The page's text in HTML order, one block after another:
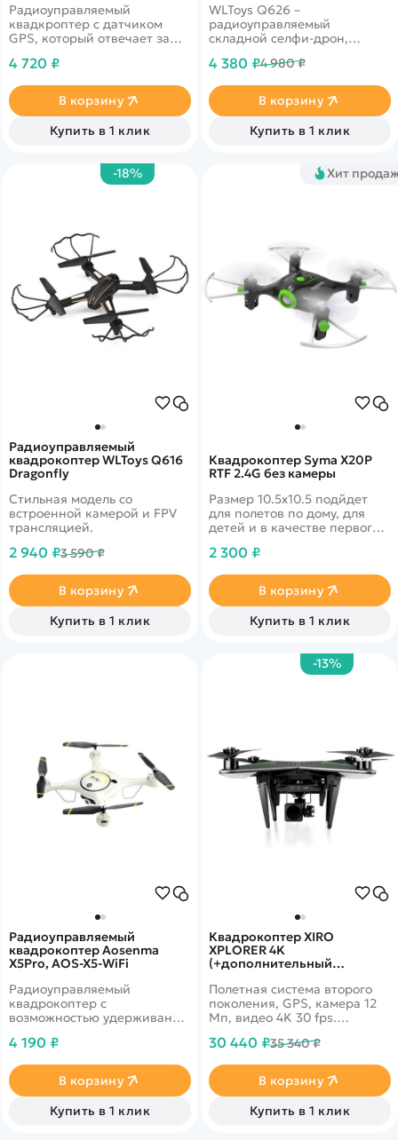
Радиоуправляемый
квадкроптер с датчиком
GPS, который отвечает за
место взлёта. Обладает
Прямая трансляция на
телефон и запись на карту
памяти.
4 720 ₽
В корзину
Купить в 1 клик
WLToys Q626 –
радиоуправляемый
складной селфи-дрон,
720p HD-камерой.
4 380 ₽4 980 ₽
В корзину
Купить в 1 клик
-18%
Радиоуправляемый
квадрокоптер WLToys Q616
Dragonfly
Стильная модель со
встроенной камерой и FPV
трансляцией.
2 940 ₽3 590 ₽
В корзину
Купить в 1 клик
Хит
Квадрокоптер Syma X20P
RTF 2.4G без камеры
Размер 10.5х10.5 подйдет
для полетов по дому, для
детей и в качестве первого
Po 3.7V 180mAh
2 300 ₽
В корзину
Купить в 1 клик
Радиоуправляемый
квадрокоптер Aosenma
X5Pro, AOS-X5-WiFi
Радиоуправляемый
квадрокоптер с
возможностью удерживания
720P, которая обладает
телефон. Время полета 7-10
минут. Дальность полёта 70
метров, а трансляции 35-40
метров.
4 190 ₽
В корзину
Купить в 1 клик
-13%
Квадрокоптер XIRO
XPLORER 4K
(+дополнительный
Полетная система второго
поколения, GPS, камера 12
Мп, видео 4K 30 fps.
полета 20 минут.
аккумулятор в комплекте.
30 440 ₽35 340 ₽
В корзину
Купить в 1 клик